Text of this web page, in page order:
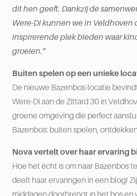
dit hen geeft. Dankzij de
Were-Di kunnen we in Veldhoven
inspirerende plek bieden waar
groeien.”
Buiten spelen op een unieke
De nieuwe Bazenbos-locatie
Were-Di aan de Zittard 30 in
groene omgeving die perfect
Bazenbos: buiten spelen,
Nova vertelt over haar ervaring
Hoe het écht is om naar Bazenbos
deelt haar ervaringen in een blog!